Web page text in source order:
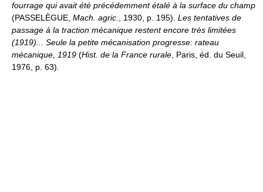
fourrage qui avait été précédemment étalé à la surface du champ
(PASSELÈGUE, Mach. agric. , 1930, p. 195). Les tentatives de
passage à la traction mécanique restent encore très limitées
(1919)... Seule la petite mécanisation progresse: rateau
mécanique, 1919 (Hist. de la France rurale , Paris, éd. du Seuil,
1976, p. 63).